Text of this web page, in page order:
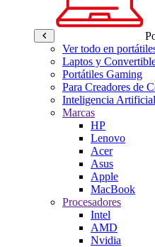
Ver todo en
Laptos y
Portátiles Gaming
Para Creadores de
Inteligencia Artificial
Marcas
HP
Lenovo
Acer
Asus
Apple
MacBook
Procesadores
Intel
AMD
Nvidia